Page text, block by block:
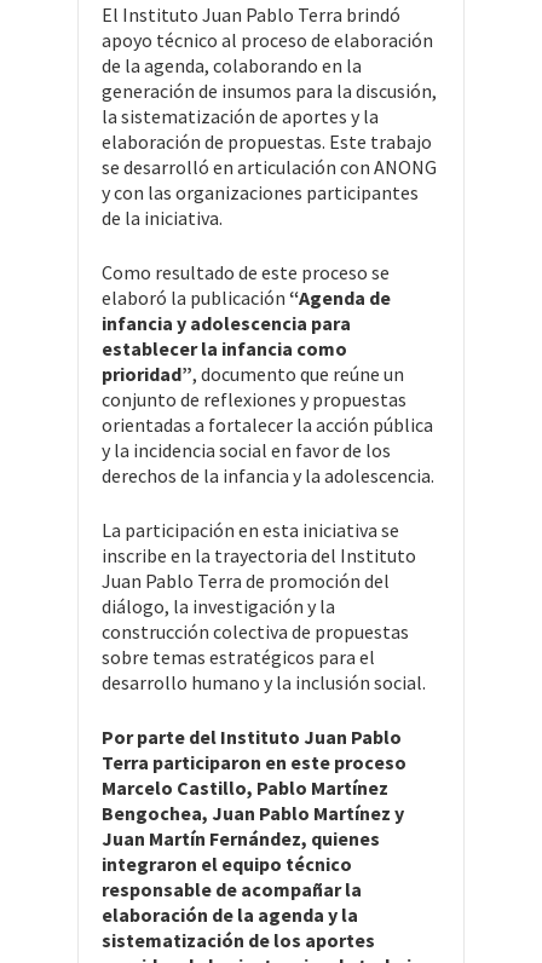
El Instituto Juan Pablo Terra brindó
apoyo técnico al proceso de elaboración
de la agenda, colaborando en la
generación de insumos para la discusión,
la sistematización de aportes y la
elaboración de propuestas. Este trabajo
se desarrolló en articulación con ANONG
y con las organizaciones participantes
de la iniciativa.
Como resultado de este proceso se
elaboró la publicación “Agenda de
infancia y adolescencia para
establecer la infancia como
prioridad”, documento que reúne un
conjunto de reflexiones y propuestas
orientadas a fortalecer la acción pública
y la incidencia social en favor de los
derechos de la infancia y la adolescencia.
La participación en esta iniciativa se
inscribe en la trayectoria del Instituto
Juan Pablo Terra de promoción del
diálogo, la investigación y la
construcción colectiva de propuestas
sobre temas estratégicos para el
desarrollo humano y la inclusión social.
Por parte del Instituto Juan Pablo
Terra participaron en este proceso
Marcelo Castillo, Pablo Martínez
Bengochea, Juan Pablo Martínez y
Juan Martín Fernández, quienes
integraron el equipo técnico
responsable de acompañar la
elaboración de la agenda y la
sistematización de los aportes